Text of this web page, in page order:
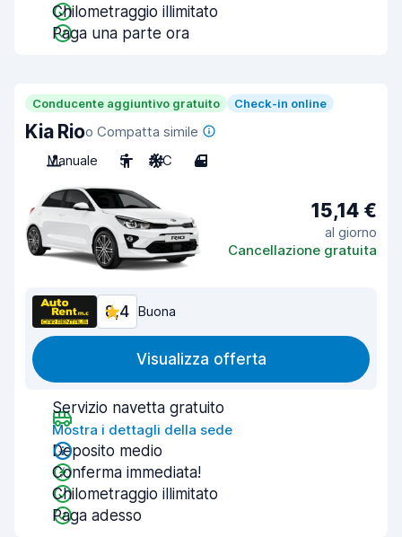
Chilometraggio illimitato
Paga una parte ora
Conducente aggiuntivo gratuito Check-in online
Kia Rioo Compatta simile
Manuale
5 A/C 4
15,14 €
al giorno
Cancellazione gratuita
8,4 Buona
Visualizza offerta
Servizio navetta gratuito
Mostra i dettagli della sede
Deposito medio
Conferma immediata!
Chilometraggio illimitato
Paga adesso